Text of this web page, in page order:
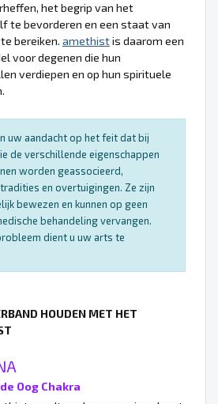
het begrip van het
te bevorderen en een staat van
bereiken. amethistis daarom een
voor degenen die hun
verdiepen en op hun spirituele
uw aandacht op het feit dat bij
de verschillende eigenschappen
worden geassocieerd,
en overtuigingen. Ze zijn
bewezen en kunnen op geen
behandeling vervangen.
dient u uw arts te
HOUDEN MET HET
Oog Chakra